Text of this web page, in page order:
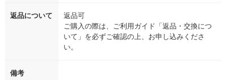
返品について
返品可
ご購入の際は、ご利用ガイド「返品・交換につ
いて」を必ずご確認の上、お申し込みくださ
い。
備考